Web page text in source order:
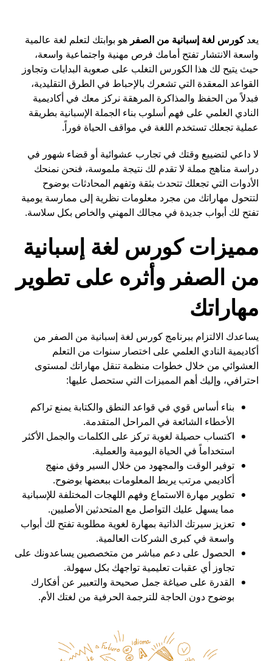
يعدكورس لغة إسبانية من الصفر هو بوابتك لتعلم لغة عالمية
واسعة الانتشار تفتح أمامك فرص مهنية واجتماعية واسعة،
حيث يتيح لك هذا الكورس التغلب على صعوبة البدايات وتجاوز
القواعد المعقدة التي تشعرك بالإحباط في الطرق التقليدية،
فبدلاً من الحفظ والمذاكرة المرهقة نركز معك في أكاديمية
النادي العلمي على فهم أسلوب بناء الجملة الإسبانية بطريقة
عملية تجعلك تستخدم اللغة في مواقف الحياة فوراً.
لا داعي لتضييع وقتك في تجارب عشوائية أو قضاء شهور في
دراسة مناهج مملة لا تقدم لك نتيجة ملموسة، فنحن نمنحك
الأدوات التي تجعلك تتحدث بثقة وتفهم المحادثات بوضوح
لتتحول مهاراتك من مجرد معلومات نظرية إلى ممارسة يومية
تفتح لك أبواب جديدة في مجالك المهني والخاص بكل سلاسة.
مميزات كورس لغة إسبانية
من الصفر وأثره على تطوير
مهاراتك
يساعدك الالتزام ببرنامج كورس لغة إسبانية من الصفر من
أكاديمية النادي العلمي على اختصار سنوات من التعلم
العشوائي من خلال خطوات منظمة تنقل مهاراتك لمستوى
احترافي، وإليك أهم المميزات التي ستحصل عليها:
بناء أساس قوي في قواعد النطق والكتابة يمنع تراكم
الأخطاء الشائعة في المراحل المتقدمة.
اكتساب حصيلة لغوية تركز على الكلمات والجمل الأكثر
استخداماً في الحياة اليومية والعملية.
توفير الوقت والمجهود من خلال السير وفق منهج
أكاديمي مرتب يربط المعلومات ببعضها بوضوح.
تطوير مهارة الاستماع وفهم اللهجات المختلفة للإسبانية
مما يسهل عليك التواصل مع المتحدثين الأصليين.
تعزيز سيرتك الذاتية بمهارة لغوية مطلوبة تفتح لك أبواب
واسعة في كبرى الشركات العالمية.
الحصول على دعم مباشر من متخصصين يساعدونك على
تجاوز أي عقبات تعليمية تواجهك بكل سهولة.
القدرة على صياغة جمل صحيحة والتعبير عن أفكارك
بوضوح دون الحاجة للترجمة الحرفية من لغتك الأم.